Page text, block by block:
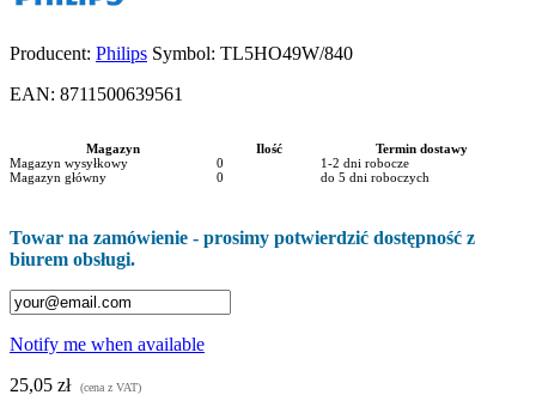
Producent: Philips Symbol: TL5HO49W/840
EAN: 8711500639561
Magazyn Ilość
Termin dostawy
Magazyn wysyłkowy
0
1-2 dni robocze
Magazyn główny
0 do 5 dni roboczych
Towar na zamówienie - prosimy potwierdzić dostępność z
biurem obsługi.
Notify me when available
25,05 zł
(cena z VAT)